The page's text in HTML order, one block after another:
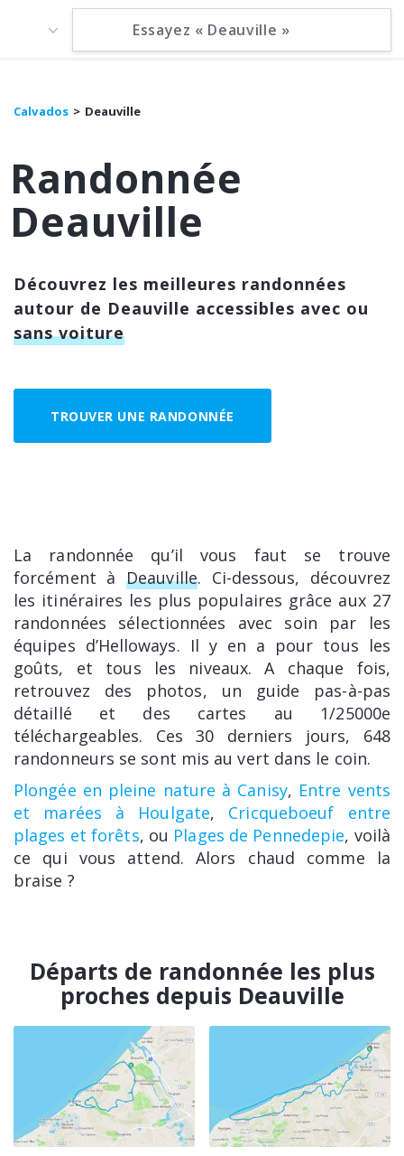
Calvados Deauville
Randonnée
Deauville
Découvrez les meilleures randonnées
autour de Deauville accessibles avec ou
sans voiture
TROUVER UNE RANDONNÉE
La randonnée qu’il vous faut se trouve
forcément àDeauville. Ci-dessous, découvrez
les itinéraires les plus populaires grâce aux 27
randonnées sélectionnées avec soin par les
équipes d’Helloways. Il y en a pour tous les
goûts, et tous les niveaux. A chaque fois,
retrouvez des photos, un guide pas-à-pas
détaillé et des cartes au 1/25000e
téléchargeables. Ces 30 derniers jours, 648
randonneurs se sont mis au vert dans le coin.
Plongée en pleine nature à Canisy, Entre vents
et marées à Houlgate, Cricqueboeuf entre
plages et forêts, ou Plages de Pennedepie, voilà
ce qui vous attend. Alors chaud comme la
braise ?
Départs de randonnée les plus
proches depuis Deauville